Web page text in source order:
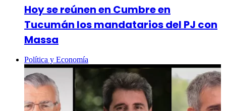
Hoy se reúnen en Cumbre en
Tucumán los mandatarios del PJ con
Massa
Política y Economía